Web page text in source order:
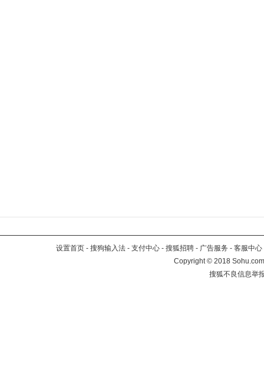
设置首页 - 搜狗输入法 - 支付中心 - 搜狐招聘 - 广告服务 - 客服中心
Copyright©2018
搜狐不良信息举